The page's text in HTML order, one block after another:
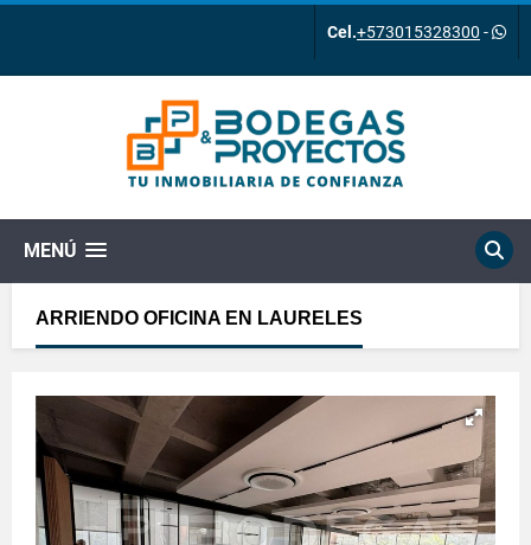
Cel.+573015328300 -
MENÚ
ARRIENDO OFICINA EN LAURELES